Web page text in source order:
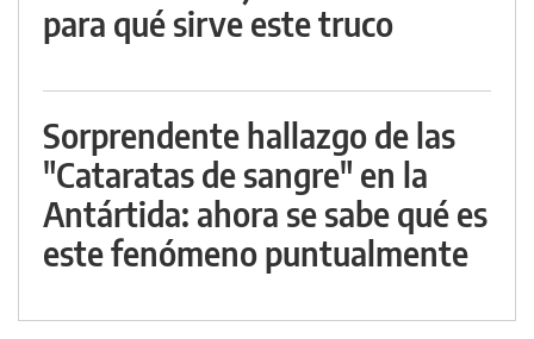
para qué sirve este truco
Sorprendente hallazgo de las
"Cataratas de sangre" en la
Antártida: ahora se sabe qué es
este fenómeno puntualmente